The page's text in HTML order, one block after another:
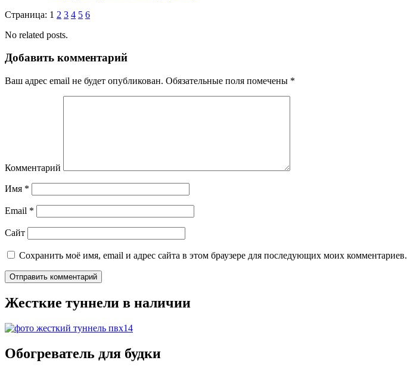
Страница: 1 2 3 4 5 6
No related posts.
Добавить комментарий
Ваш адрес email не будет опубликован. Обязательные поля помечены *
Комментарий
Имя *
Email *
Сайт
Сохранить моё имя, email и адрес сайта в этом браузере для последующих моих комментариев.
Жесткие туннели в наличии
Обогреватель для будки